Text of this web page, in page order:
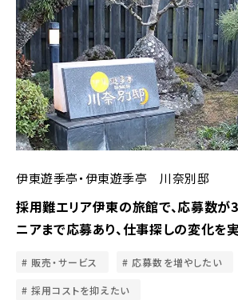
伊東遊季亭・伊東遊季亭 川奈別邸
採用難エリア伊東の旅館で、応募数が
ニアまで応募あり、仕事探しの変化を実
販売・サービス 応募数を増やしたい
採用コストを抑えたい